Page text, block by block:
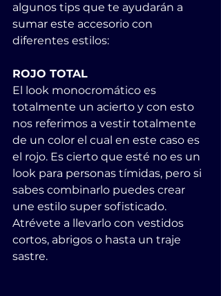
algunos tips que te ayudarán a
sumar este accesorio con
diferentes estilos:
ROJO TOTAL
El look monocromático es
totalmente un acierto y con esto
nos referimos a vestir totalmente
de un color el cual en este caso es
el rojo. Es cierto que esté no es un
look para personas tímidas, pero si
sabes combinarlo puedes crear
une estilo super sofisticado.
Atrévete a llevarlo con vestidos
cortos, abrigos o hasta un traje
sastre.